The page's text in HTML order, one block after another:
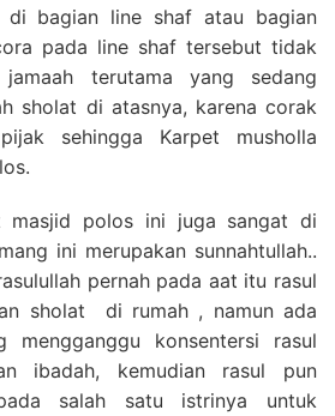
bagian line shaf atau bagian
pada line shaf tersebut tidak
terutama yang sedang
sholat di atasnya, karena corak
sehingga Karpet musholla
masjid polos ini juga sangat di
ini merupakan sunnahtullah..
pernah pada aat itu rasul
sholat di rumah , namun ada
mengganggu konsentersi rasul
ibadah, kemudian rasul pun
salah satu istrinya untuk